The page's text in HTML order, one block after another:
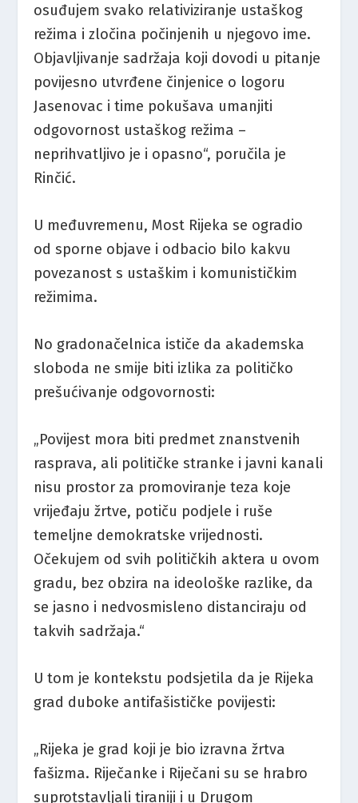
osuđujem svako relativiziranje ustaškog
režima i zločina počinjenih u njegovo ime.
Objavljivanje sadržaja koji dovodi u pitanje
povijesno utvrđene činjenice o logoru
Jasenovac i time pokušava umanjiti
odgovornost ustaškog režima –
neprihvatljivo je i opasno“, poručila je
Rinčić.
U međuvremenu, Most Rijeka se ogradio
od sporne objave i odbacio bilo kakvu
povezanost s ustaškim i komunističkim
režimima.
No gradonačelnica ističe da akademska
sloboda ne smije biti izlika za političko
prešućivanje odgovornosti:
„Povijest mora biti predmet znanstvenih
rasprava, ali političke stranke i javni kanali
nisu prostor za promoviranje teza koje
vrijeđaju žrtve, potiču podjele i ruše
temeljne demokratske vrijednosti.
Očekujem od svih političkih aktera u ovom
gradu, bez obzira na ideološke razlike, da
se jasno i nedvosmisleno distanciraju od
takvih sadržaja.“
U tom je kontekstu podsjetila da je Rijeka
grad duboke antifašističke povijesti:
„Rijeka je grad koji je bio izravna žrtva
fašizma. Riječanke i Riječani su se hrabro
suprotstavljali tiraniji i u Drugom